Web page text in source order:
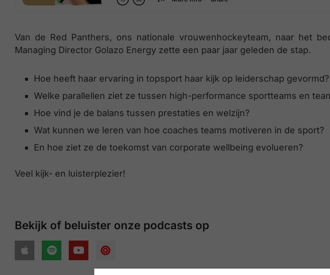
Van de Red Panthers, ons nationale vrouwenhockeyteam, naar het
Managing Director Golazo Energy zette een paar jaar geleden de stap.
Hoe heeft haar ervaring in topsport haar kijk op leiderschap gevormd?
Welke parallellen ziet ze tussen high-performance sportteams en
Hoe vind je de balans tussen prestaties en welzijn?
Wat kunnen we leren van hoe coaches teams motiveren in de sport?
En hoe ziet ze de toekomst van corporate wellbeing evolueren?
Veel kijk- en luisterplezier!
Bekijk of beluister onze podcasts op